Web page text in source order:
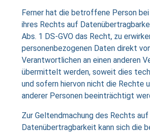
Ferner hat die betroffene Person bei
ihres Rechts auf
Abs. 1 DS-GVO das Recht, zu
personenbezogenen Daten direkt
Verantwortlichen an einen anderen
übermittelt werden, soweit dies
und sofern hiervon nicht die Rechte
anderer Personen beeinträchtigt
Zur Geltendmachung des Rechts auf
Datenübertragbarkeit kann sich die